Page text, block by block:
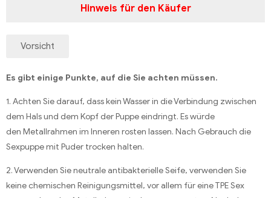
Hinweis für den Käufer
Vorsicht
Es gibt einige Punkte, auf die Sie achten müssen.
1. Achten Sie darauf, dass kein Wasser in die Verbindung zwischen
dem Hals und dem Kopf der Puppe eindringt. Es würde
den Metallrahmen im Inneren rosten lassen. Nach Gebrauch die
Sexpuppe mit Puder trocken halten.
2. Verwenden Sie neutrale antibakterielle Seife, verwenden Sie
keine chemischen Reinigungsmittel, vor allem für eine TPE Sex